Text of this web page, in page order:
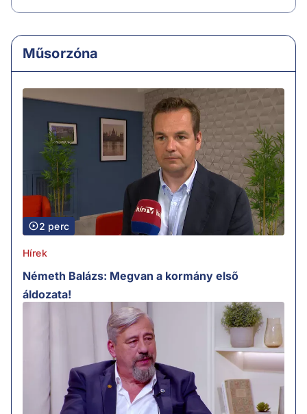
Műsorzóna
2 perc
Hírek
Németh Balázs: Megvan a kormány első
áldozata!